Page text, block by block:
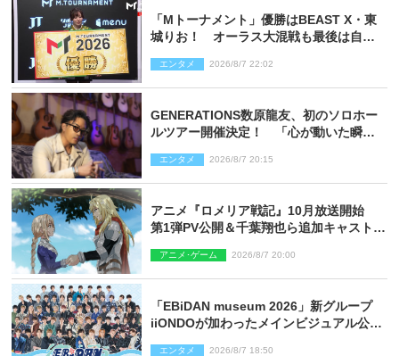
「Mトーナメント」優勝はBEAST X・東
城りお！ オーラス大混戦も最後は自ら
エンタメ 2026/8/7 22:02
GENERATIONS数原龍友、初のソロホー
ルツアー開催決定！ 「心が動いた瞬間
エンタメ 2026/8/7 20:15
アニメ『ロメリア戦記』10月放送開始
第1弾PV公開＆千葉翔也ら追加キャスト4
アニメ･ゲーム 2026/8/7 20:00
「EBiDAN museum 2026」新グループ
iiONDOが加わったメインビジュアル公
エンタメ 2026/8/7 18:50